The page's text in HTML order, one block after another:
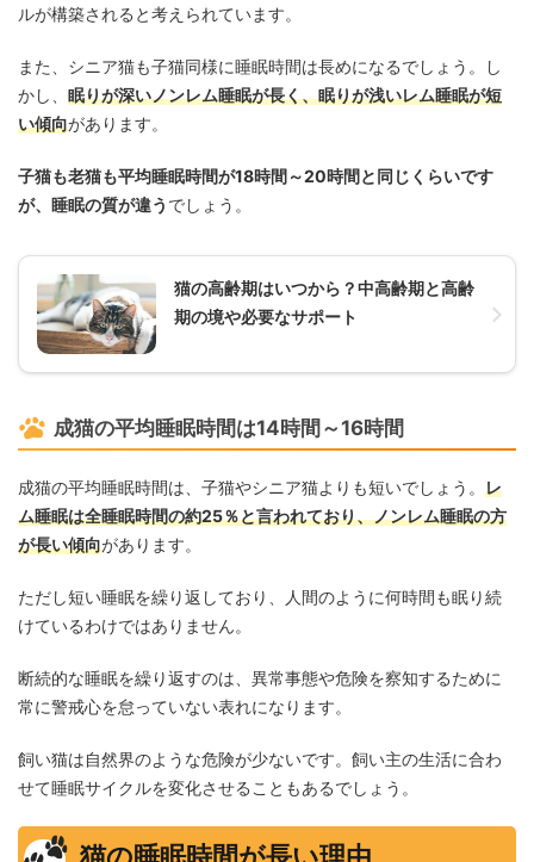
ルが構築されると考えられています。
また、シニア猫も子猫同様に睡眠時間は長めになるでしょう。し
かし、 眠りが深いノンレム睡眠が長く、眠りが浅いレム睡眠が短
い傾向があります。
子猫も老猫も平均睡眠時間が18時間～20時間と同じくらいです
が、睡眠の質が違う でしょう。
猫の高齢期はいつから？中高齢期と高齢
期の境や必要なサポート
成猫の平均睡眠時間は14時間～16時間
成猫の平均睡眠時間は、子猫やシニア猫よりも短いでしょう。 レ
ム睡眠は全睡眠時間の約25％と言われており、ノンレム睡眠の方
が長い傾向があります。
ただし短い睡眠を繰り返しており、人間のように何時間も眠り続
けているわけではありません。
断続的な睡眠を繰り返すのは、異常事態や危険を察知するために
常に警戒心を怠っていない表れになります。
飼い猫は自然界のような危険が少ないです。飼い主の生活に合わ
せて睡眠サイクルを変化させることもあるでしょう。